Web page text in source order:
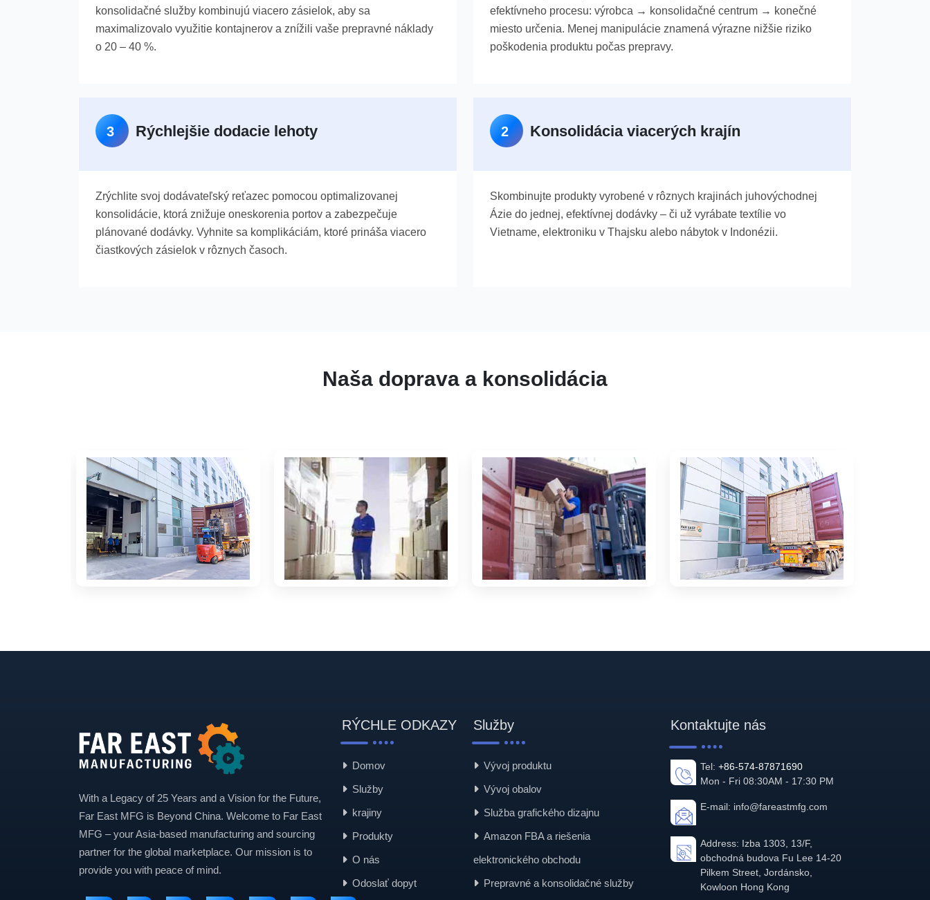
konsolidačné služby kombinujú viacero zásielok, aby sa
maximalizovalo využitie kontajnerov a znížili vaše prepravné náklady
o 20 – 40 %.
efektívneho procesu: výrobca → konsolidačné centrum → konečné
miesto určenia. Menej manipulácie znamená výrazne nižšie riziko
poškodenia produktu počas prepravy.
3 Rýchlejšie dodacie lehoty
Zrýchlite svoj dodávateľský reťazec pomocou optimalizovanej
konsolidácie, ktorá znižuje oneskorenia portov a zabezpečuje
plánované dodávky. Vyhnite sa komplikáciám, ktoré prináša viacero
čiastkových zásielok v rôznych časoch.
2 Konsolidácia viacerých krajín
Skombinujte produkty vyrobené v rôznych krajinách juhovýchodnej
Ázie do jednej, efektívnej dodávky – či už vyrábate textílie vo
Vietname, elektroniku v Thajsku alebo nábytok v Indonézii.
Naša doprava a konsolidácia
With a Legacy of 25 Years and a Vision for the Future,
Far East MFG is Beyond China. Welcome to Far East
MFG – your Asia-based manufacturing and sourcing
partner for the global marketplace. Our mission is to
provide you with peace of mind.
RÝCHLE ODKAZY
Domov
Služby
krajiny
Produkty
O nás
Odoslať dopyt
Služby
Vývoj produktu
Vývoj obalov
Služba grafického dizajnu
Amazon FBA a riešenia
elektronického obchodu
Prepravné a konsolidačné služby
Kontaktujte nás
Tel: +86-574-87871690
Mon - Fri 08:30AM - 17:30 PM
E-mail: info@fareastmfg.com
Address: Izba 1303, 13/F,
obchodná budova Fu Lee 14-20
Pilkem Street, Jordánsko,
Kowloon Hong Kong